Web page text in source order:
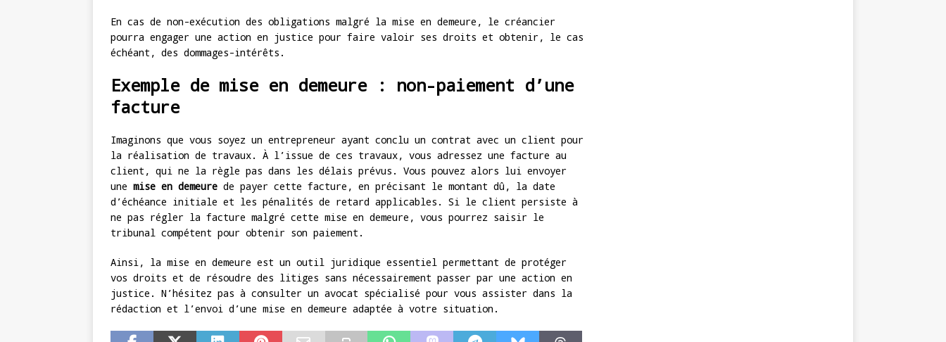
En cas de non-exécution des obligations malgré la mise en demeure, le créancier
pourra engager une action en justice pour faire valoir ses droits et obtenir, le cas
échéant, des dommages-intérêts.
Exemple de mise en demeure : non-paiement d’une
facture
Imaginons que vous soyez un entrepreneur ayant conclu un contrat avec un client pour
la réalisation de travaux. À l’issue de ces travaux, vous adressez une facture au
client, qui ne la règle pas dans les délais prévus. Vous pouvez alors lui envoyer
une mise en demeure de payer cette facture, en précisant le montant dû, la date
d’échéance initiale et les pénalités de retard applicables. Si le client persiste à
ne pas régler la facture malgré cette mise en demeure, vous pourrez saisir le
tribunal compétent pour obtenir son paiement.
Ainsi, la mise en demeure est un outil juridique essentiel permettant de protéger
vos droits et de résoudre des litiges sans nécessairement passer par une action en
justice. N’hésitez pas à consulter un avocat spécialisé pour vous assister dans la
rédaction et l’envoi d’une mise en demeure adaptée à votre situation.